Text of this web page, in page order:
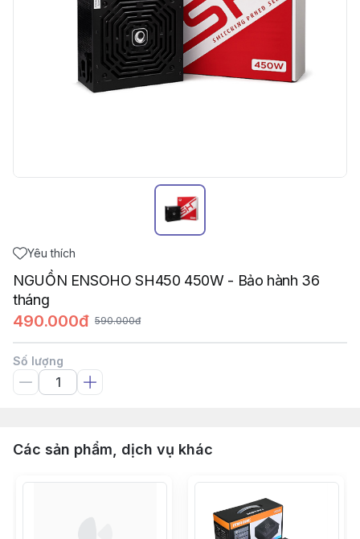
Yêu thích
NGUỒN ENSOHO SH450 450W - Bảo hành 36
tháng
490.000đ 590.000đ
Số lượng
Các sản phẩm, dịch vụ khác